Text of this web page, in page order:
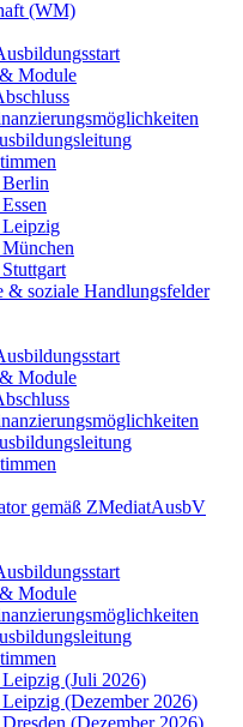
(WM)
Module
& soziale Handlungsfelder
Module
gemäß ZMediatAusbV
Module
(Juli 2026)
(Dezember 2026)
(Dezember 2026)